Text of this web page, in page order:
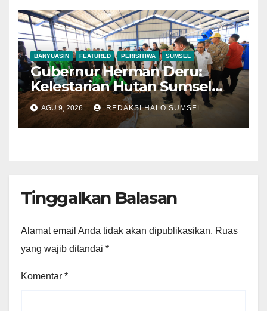
BANYUASIN FEATURED PERISITIWA SUMSEL
Gubernur Herman Deru:
Kelestarian Hutan Sumsel
Jadi Penopang Sumber Daya
Air dan Keberlanjutan
Pembangunan
AGU 9, 2026 REDAKSI HALO SUMSEL
Tinggalkan Balasan
Alamat email Anda tidak akan dipublikasikan. Ruas
yang wajib ditandai *
Komentar *